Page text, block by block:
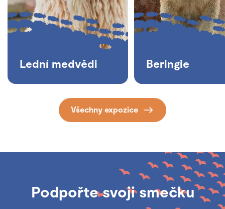
Lední medvědi Beringie
Všechny expozice
Podpořte svoji smečku